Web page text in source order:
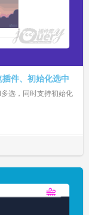
件、初始化选中
选，同时支持初始化